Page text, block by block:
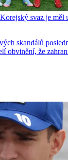
svaz je měl
skandálů
obvinění, že